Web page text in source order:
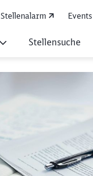
Stellenalarm Events
Stellensuche